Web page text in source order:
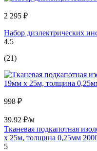
2 295 ₽
Набор диэлектрических
4.5
(21)
998 ₽
39.92 ₽/м
Тканевая подкапотная
х 25м, толщина 0,25мм
5